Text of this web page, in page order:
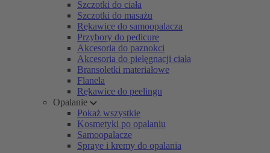
Szczotki do ciała
Szczotki do masażu
Rękawice do samoopalacza
Przybory do pedicure
Akcesoria do paznokci
Akcesoria do pielęgnacji ciała
Bransoletki materiałowe
Flanela
Rękawice do peelingu
Opalanie
Pokaż wszystkie
Kosmetyki po opalaniu
Samoopalacze
Spraye i kremy do opalania